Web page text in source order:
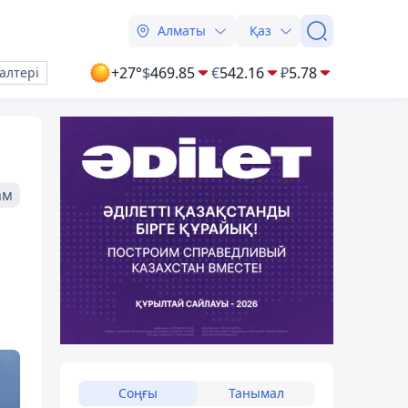
Алматы Қаз
+27°$469.85 €542.16 ₽5.78
Соңғы Танымал